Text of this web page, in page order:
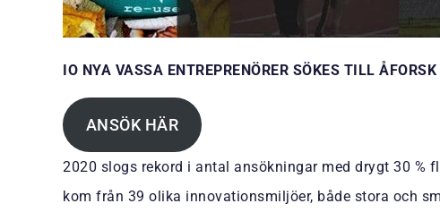
IO NYA VASSA ENTREPRENÖRER SÖKES TILL
ANSÖK HÄR
2020 slogs rekord i antal ansökningar med drygt 30 %
kom från 39 olika innovationsmiljöer, både stora och